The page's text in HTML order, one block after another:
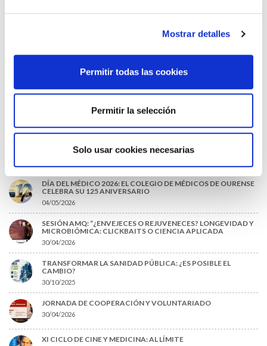
Mostrar detalles
Permitir todas las cookies
Permitir la selección
Solo usar cookies necesarias
PRÓXIMOS EVENTOS
XI CICLO DE CINE Y MEDICINA: BLADE RUNNER
XI CICLO DE CINE Y MEDICINA: LA PARADA DE LOS
26/01/2026
EVENTOS RECIENTES
DÍA DEL MÉDICO 2026: EL COLEGIO DE MÉDICOS DE OURENSE
CELEBRA SU 125 ANIVERSARIO
04/05/2026
SESIÓN AMQ: “¿ENVEJECES O REJUVENECES? LONGEVIDAD Y
MICROBIÓMICA: CLICKBAITS O CIENCIA APLICADA
30/04/2026
TRANSFORMAR LA SANIDAD PÚBLICA: ¿ES POSIBLE EL
CAMBIO?
30/10/2025
JORNADA DE COOPERACIÓN Y VOLUNTARIADO
30/04/2026
XI CICLO DE CINE Y MEDICINA: AL LÍMITE